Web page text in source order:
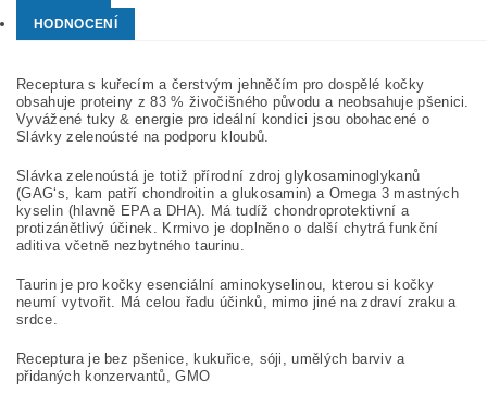
HODNOCENÍ
Receptura s kuřecím a čerstvým jehněčím pro dospělé kočky
obsahuje proteiny z 83 % živočišného původu a neobsahuje pšenici.
Vyvážené tuky & energie pro ideální kondici jsou obohacené o
Slávky zelenoústé na podporu kloubů.
Slávka zelenoústá je totiž přírodní zdroj glykosaminoglykanů
(GAG‘s, kam patří chondroitin a glukosamin) a Omega 3 mastných
kyselin (hlavně EPA a DHA). Má tudíž chondroprotektivní a
protizánětlivý účinek. Krmivo je doplněno o další chytrá funkční
aditiva včetně nezbytného taurinu.
Taurin je pro kočky esenciální aminokyselinou, kterou si kočky
neumí vytvořit. Má celou řadu účinků, mimo jiné na zdraví zraku a
srdce.
Receptura je bez pšenice, kukuřice, sóji, umělých barviv a
přidaných konzervantů, GMO